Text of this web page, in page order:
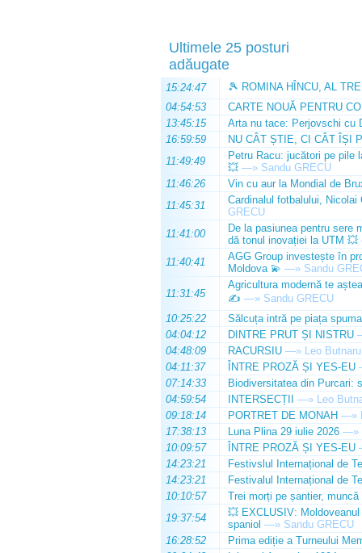
Ultimele 25 posturi
adăugate
15:24:47
🎾 ROMINA HÎNCU, AL
04:54:53
CARTE NOUĂ PENTRU
13:45:15
Arta nu tace: Perjovschi cu
16:59:59
NU CÂT ȘTIE, CI CÂT ÎȘI
11:49:49
Petru Racu: jucători pe pile
💥 —» Sandu GRECU
11:46:26
Vin cu aur la Mondial de
11:45:31
Cardinalul fotbalului,
GRECU
11:41:00
De la pasiunea pentru sere
dă tonul inovației la UTM 💥
11:40:41
AGG Group investește în
Moldova 💫 —» Sandu
11:31:45
Agricultura modernă te
✍️ —» Sandu GRECU
10:25:22
Sălcuța intră pe piața
04:04:12
DINTRE PRUT ȘI NISTRU
04:48:09
RACURSIU —» Leo Butnaru
04:11:37
ÎNTRE PROZĂ ȘI YES-EU
07:14:33
Biodiversitatea din Purcari:
04:59:54
INTERSECȚII —» Leo
09:18:14
PORTRET DE MONAH —»
17:38:13
Luna Plina 29 iulie 2026 —»
10:09:57
ÎNTRE PROZĂ ȘI YES-EU
14:23:21
Festivslul Internațional de
14:23:21
Festivalul Internațional de
10:10:57
Trei morți pe șantier, muncă
19:37:54
💥 EXCLUSIV:
spaniol —» Sandu GRECU
16:28:52
Prima ediție a Turneului